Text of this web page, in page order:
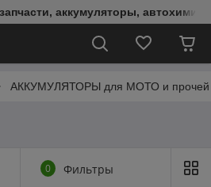
аккумуляторы, автохимия,
АККУМУЛЯТОРЫ для МОТО и прочей
0 Фильтры